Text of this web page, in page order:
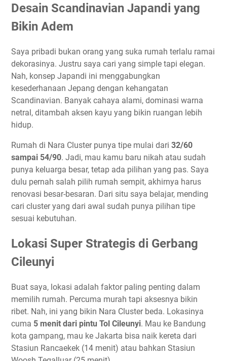
Desain Scandinavian Japandi yang
Bikin Adem
Saya pribadi bukan orang yang suka rumah terlalu ramai
dekorasinya. Justru saya cari yang simple tapi elegan.
Nah, konsep Japandi ini menggabungkan
kesederhanaan Jepang dengan kehangatan
Scandinavian. Banyak cahaya alami, dominasi warna
netral, ditambah aksen kayu yang bikin ruangan lebih
hidup.
Rumah di Nara Cluster punya tipe mulai dari 32/60
sampai 54/90. Jadi, mau kamu baru nikah atau sudah
punya keluarga besar, tetap ada pilihan yang pas. Saya
dulu pernah salah pilih rumah sempit, akhirnya harus
renovasi besar-besaran. Dari situ saya belajar, mending
cari cluster yang dari awal sudah punya pilihan tipe
sesuai kebutuhan.
Lokasi Super Strategis di Gerbang
Cileunyi
Buat saya, lokasi adalah faktor paling penting dalam
memilih rumah. Percuma murah tapi aksesnya bikin
ribet. Nah, ini yang bikin Nara Cluster beda. Lokasinya
cuma 5 menit dari pintu Tol Cileunyi. Mau ke Bandung
kota gampang, mau ke Jakarta bisa naik kereta dari
Stasiun Rancaekek (14 menit) atau bahkan Stasiun